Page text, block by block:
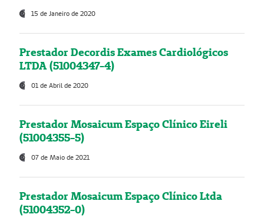
15 de Janeiro de 2020
Prestador Decordis Exames Cardiológicos
LTDA (51004347-4)
01 de Abril de 2020
Prestador Mosaicum Espaço Clínico Eireli
(51004355-5)
07 de Maio de 2021
Prestador Mosaicum Espaço Clínico Ltda
(51004352-0)